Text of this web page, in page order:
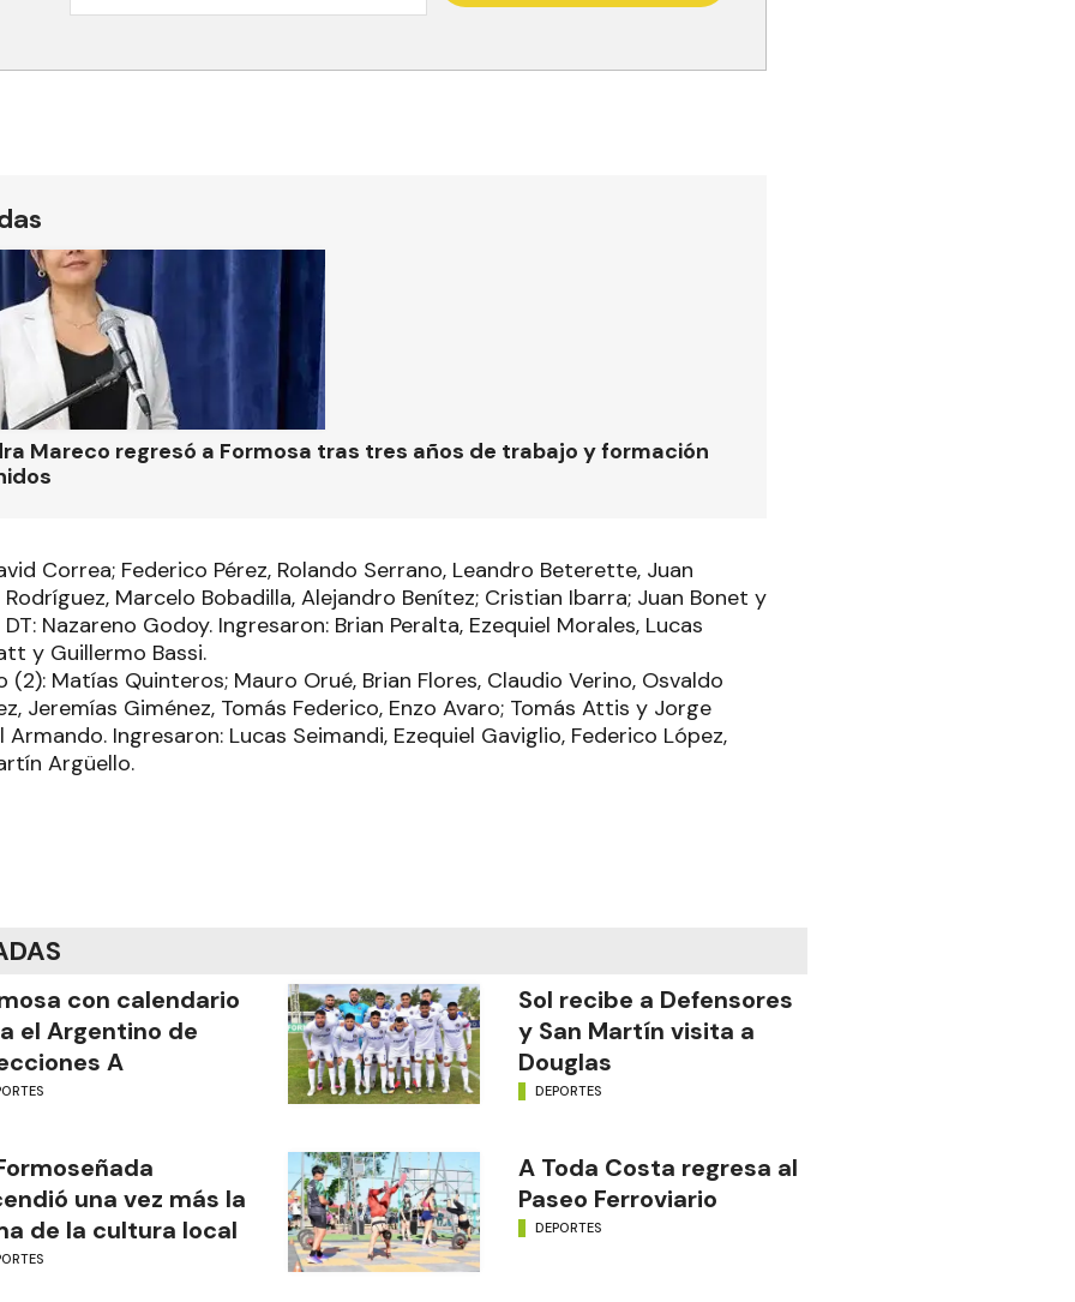
Mareco regresó a Formosa tras tres años de trabajo y formación
Correa; Federico Pérez, Rolando Serrano, Leandro Beterette, Juan
Marcelo Bobadilla, Alejandro Benítez; Cristian Ibarra; Juan Bonet y
Nazareno Godoy. Ingresaron: Brian Peralta, Ezequiel Morales, Lucas
y Guillermo Bassi.
Matías Quinteros; Mauro Orué, Brian Flores, Claudio Verino, Osvaldo
Jeremías Giménez, Tomás Federico, Enzo Avaro; Tomás Attis y Jorge
Armando. Ingresaron: Lucas Seimandi, Ezequiel Gaviglio, Federico López,
Argüello.
con calendario
el Argentino de
A
Sol recibe a Defensores
y San Martín visita a
Douglas
DEPORTES
una vez más la
de la cultura local
A Toda Costa regresa al
Paseo Ferroviario
DEPORTES